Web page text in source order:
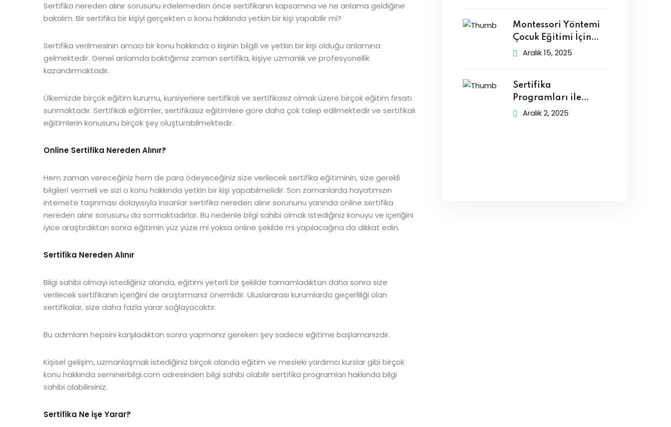
Sertifika nereden alınır sorusunu irdelemeden önce sertifikanın kapsamına ve ne anlama geldiğine
bakalım. Bir sertifika bir kişiyi gerçekten o konu hakkında yetkin bir kişi yapabilir mi?
Sertifika verilmesinin amacı bir konu hakkında o kişinin bilgili ve yetkin bir kişi olduğu anlamına
gelmektedir. Genel anlamda baktığımız zaman sertifika, kişiye uzmanlık ve profesyonellik
kazandırmaktadır.
Ülkemizde birçok eğitim kurumu, kursiyerlere sertifikalı ve sertifikasız olmak üzere birçok eğitim fırsatı
sunmaktadır. Sertifikalı eğitimler, sertifikasız eğitimlere göre daha çok talep edilmektedir ve sertifikalı
eğitimlerin konusunu birçok şey oluşturabilmektedir.
Online Sertifika Nereden Alınır?
Hem zaman vereceğiniz hem de para ödeyeceğiniz size verilecek sertifika eğitiminin, size gerekli
bilgileri vermeli ve sizi o konu hakkında yetkin bir kişi yapabilmelidir. Son zamanlarda hayatımızın
internete taşınması dolayısıyla insanlar sertifika nereden alınır sorununu yanında online sertifika
nereden alınır sorusunu da sormaktadırlar. Bu nedenle bilgi sahibi olmak istediğiniz konuyu ve içeriğini
iyice araştırdıktan sonra eğitimin yüz yüze mi yoksa online şekilde mi yapılacağına da dikkat edin.
Sertifika Nereden Alınır
Bilgi sahibi olmayı istediğiniz alanda, eğitimi yeterli bir şekilde tamamladıktan daha sonra size
verilecek sertifikanın içeriğini de araştırmanız önemlidir. Uluslararası kurumlarda geçerliliği olan
sertifikalar, size daha fazla yarar sağlayacaktır.
Bu adımların hepsini karşıladıktan sonra yapmanız gereken şey sadece eğitime başlamanızdır.
Kişisel gelişim, uzmanlaşmak istediğiniz birçok alanda eğitim ve mesleki yardımcı kurslar gibi birçok
konu hakkında seminerbilgi.com adresinden bilgi sahibi olabilir sertifika programları hakkında bilgi
sahibi olabilirsiniz.
Sertifika Ne İşe Yarar?
Montessori Yöntemi
Çocuk Eğitimi İçin
Neden Tercih
Aralık 15, 2025
Sertifika
Programları ile
Psikoloji Eğitiminizi
Aralık 2, 2025